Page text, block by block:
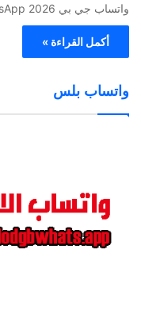
واتساب جي بي 2026 GBWhatsApp هو نسخة معدلة…
أكمل القراءة »
واتساب بلس